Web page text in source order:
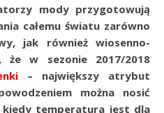
całemu światu zarówno
jak również wiosenno-
że w sezonie 2017/2018
– największy atrybut
można nosić
temperatura jest dla